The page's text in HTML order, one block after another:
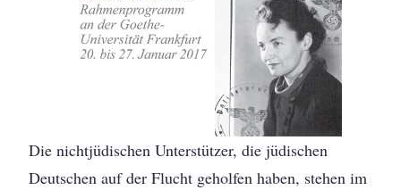
Die nichtjüdischen Unterstützer, die jüdischen
Deutschen auf der Flucht geholfen haben, stehen im